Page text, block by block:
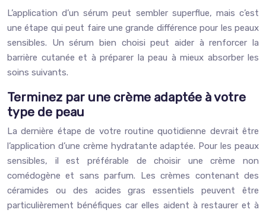
L’application d’un sérum peut sembler superflue, mais c’est
une étape qui peut faire une grande différence pour les peaux
sensibles. Un sérum bien choisi peut aider à renforcer la
barrière cutanée et à préparer la peau à mieux absorber les
soins suivants.
Terminez par une crème adaptée à votre
type de peau
La dernière étape de votre routine quotidienne devrait être
l’application d’une crème hydratante adaptée. Pour les peaux
sensibles, il est préférable de choisir une crème non
comédogène et sans parfum. Les crèmes contenant des
céramides ou des acides gras essentiels peuvent être
particulièrement bénéfiques car elles aident à restaurer et à